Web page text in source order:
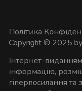
Політика
Copyright © 2025
Інтернет-
інформацію,
гіперпосилання